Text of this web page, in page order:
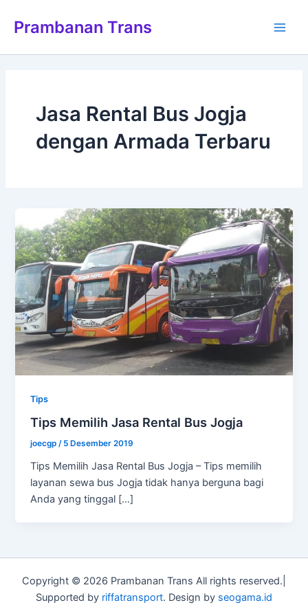
Prambanan Trans
Jasa Rental Bus Jogja
dengan Armada Terbaru
Tips
Tips Memilih Jasa Rental Bus Jogja
joecgp/ 5 Desember 2019
Tips Memilih Jasa Rental Bus Jogja – Tips memilih
layanan sewa bus Jogja tidak hanya berguna bagi
Anda yang tinggal […]
Copyright © 2026 Prambanan Trans All rights reserved.|
Supported by riffatransport. Design by seogama.id